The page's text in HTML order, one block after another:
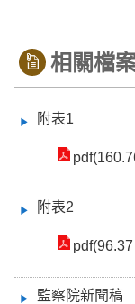
相關檔
附表1
附表2
監察院新聞稿